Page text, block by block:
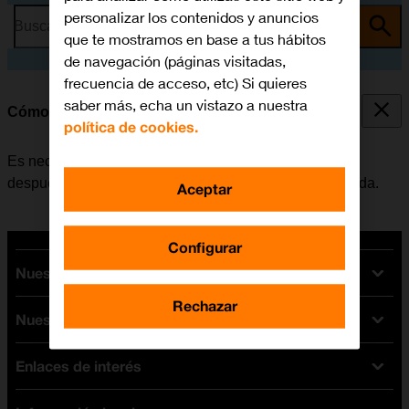
Busca por problema o tema
Cómo activar el Apple Watch
Es necesario activar el Apple Watch por primera vez y
después de restablecer su configuración predeterminada.
Nuestras tarifas
Tarifas Orange
Tarifas fibra y móvil
Tarifas móviles
Tarifas internet y fibra
Nuestros dispositivos
Ofertas en móviles
iPhone
Enlaces de interés
personalizar los contenidos y anuncios
que te mostramos en base a tus hábitos
de navegación (páginas visitadas,
frecuencia de acceso, etc) Si quieres
saber más, echa un vistazo a nuestra
política de cookies.
Configurar
Rechazar
Aceptar